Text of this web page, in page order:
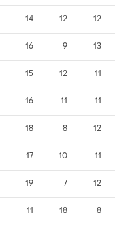
12
12
14
13
9
16
11
12
15
11
11
16
12
8
18
11
10
17
12
7
19
8
18
11